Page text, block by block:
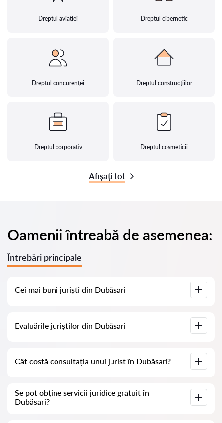
Dreptul aviației Dreptul cibernetic
Dreptul concurenței Dreptul construcțiilor
Dreptul corporativ Dreptul cosmeticii
Afișați tot
Oamenii întreabă de asemenea:
Întrebări principale
Cei mai buni juriști din Dubăsari
informații complete. Prețuri, evaluări, numere de telefon și
Evaluările juriștilor din Dubăsari
ștergem evaluările negative și nu există posibilitatea de a le
Cât costă consultația unui jurist în Dubăsari?
mult (prețurile pot varia în funcție de complexitatea întrebării
și de forma răspunsului).
Se pot obține servicii juridice gratuit în
Dubăsari?